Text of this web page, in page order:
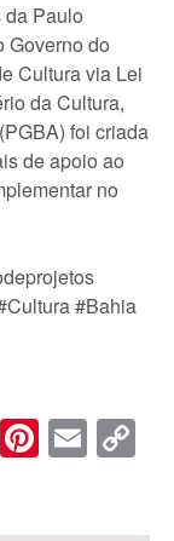
da Paulo
Governo do
Cultura via Lei
da Cultura,
foi criada
de apoio ao
no
#Bahia
Threads